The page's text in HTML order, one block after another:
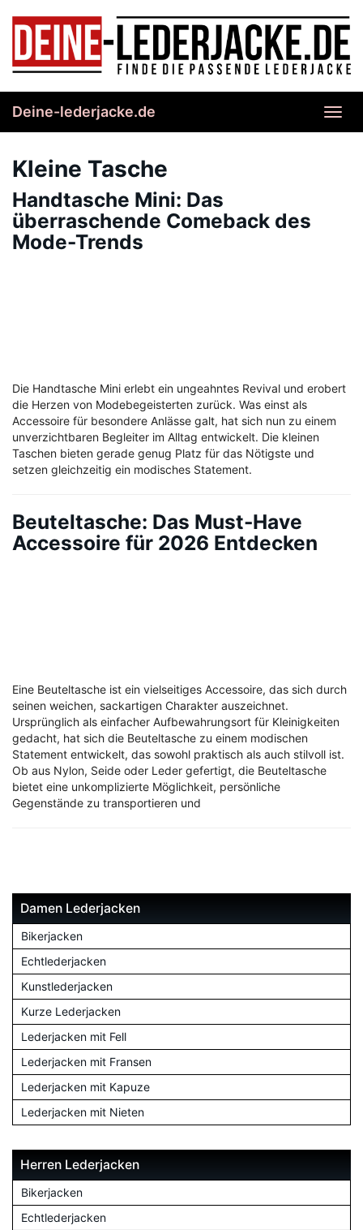
content
Deine-lederjacke.de
Kleine Tasche
Handtasche Mini: Das
überraschende Comeback des
Mode-Trends
Die Handtasche Mini erlebt ein ungeahntes Revival und erobert
die Herzen von Modebegeisterten zurück. Was einst als
Accessoire für besondere Anlässe galt, hat sich nun zu einem
unverzichtbaren Begleiter im Alltag entwickelt. Die kleinen
Taschen bieten gerade genug Platz für das Nötigste und
setzen gleichzeitig ein modisches Statement.
Beuteltasche: Das Must-Have
Accessoire für 2026 Entdecken
Eine Beuteltasche ist ein vielseitiges Accessoire, das sich durch
seinen weichen, sackartigen Charakter auszeichnet.
Ursprünglich als einfacher Aufbewahrungsort für Kleinigkeiten
gedacht, hat sich die Beuteltasche zu einem modischen
Statement entwickelt, das sowohl praktisch als auch stilvoll ist.
Ob aus Nylon, Seide oder Leder gefertigt, die Beuteltasche
bietet eine unkomplizierte Möglichkeit, persönliche
Gegenstände zu transportieren und
Damen Lederjacken
Bikerjacken
Echtlederjacken
Kunstlederjacken
Kurze Lederjacken
Lederjacken mit Fell
Lederjacken mit Fransen
Lederjacken mit Kapuze
Lederjacken mit Nieten
Herren Lederjacken
Bikerjacken
Echtlederjacken